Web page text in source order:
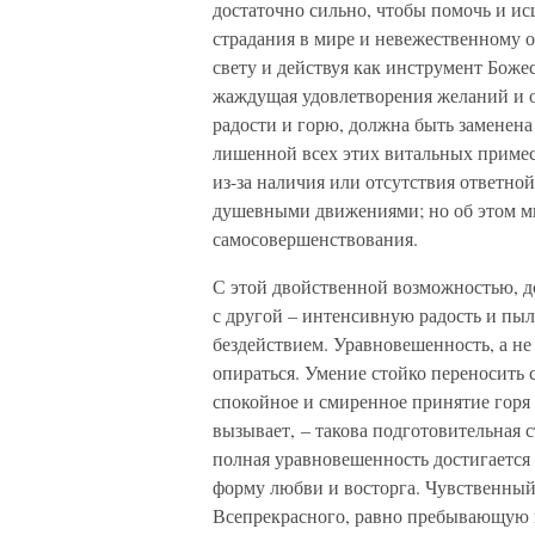
достаточно сильно, чтобы помочь и
страдания в мире и
свету и действуя как инструмент
жаждущая удовлетворения желаний и
радости и горю, должна быть
лишенной всех этих витальных
из-за наличия или отсутствия
душевными движениями; но об этом
самосовершенствования.
С этой двойственной возможностью,
с другой – интенсивную радость и
бездействием. Уравновешенность, а
опираться. Умение стойко переносить
спокойное и смиренное принятие
вызывает, – такова
полная уравновешенность
форму любви и восторга.
Всепрекрасного, равно пребывающую